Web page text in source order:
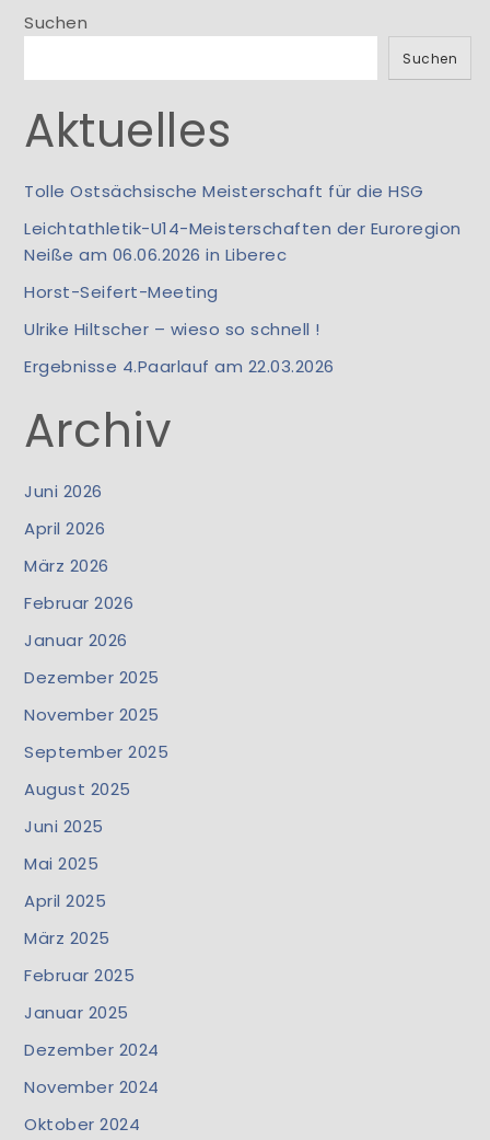
Suchen
Suchen
Aktuelles
Tolle Ostsächsische Meisterschaft für die HSG
Leichtathletik-U14-Meisterschaften der Euroregion
Neiße am 06.06.2026 in Liberec
Horst-Seifert-Meeting
Ulrike Hiltscher – wieso so schnell !
Ergebnisse 4.Paarlauf am 22.03.2026
Archiv
Juni 2026
April 2026
März 2026
Februar 2026
Januar 2026
Dezember 2025
November 2025
September 2025
August 2025
Juni 2025
Mai 2025
April 2025
März 2025
Februar 2025
Januar 2025
Dezember 2024
November 2024
Oktober 2024